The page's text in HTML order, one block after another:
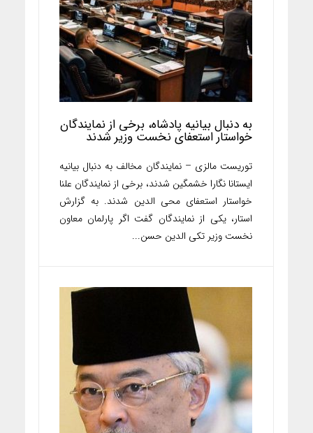
به دنبال بیانیه پادشاه، برخی از نمایندگان
خواستار استعفای نخست وزیر شدند
توریست مالزی – نمایندگان مخالف به دنبال بیانیه
ایستانا نگارا خشمگین شدند، برخی از نمایندگان علنا
​​خواستار استعفای محی الدین شدند. به گزارش
استار، یکی از نمایندگان گفت اگر پارلمان معاون
نخست وزیر تکی الدین حسن...